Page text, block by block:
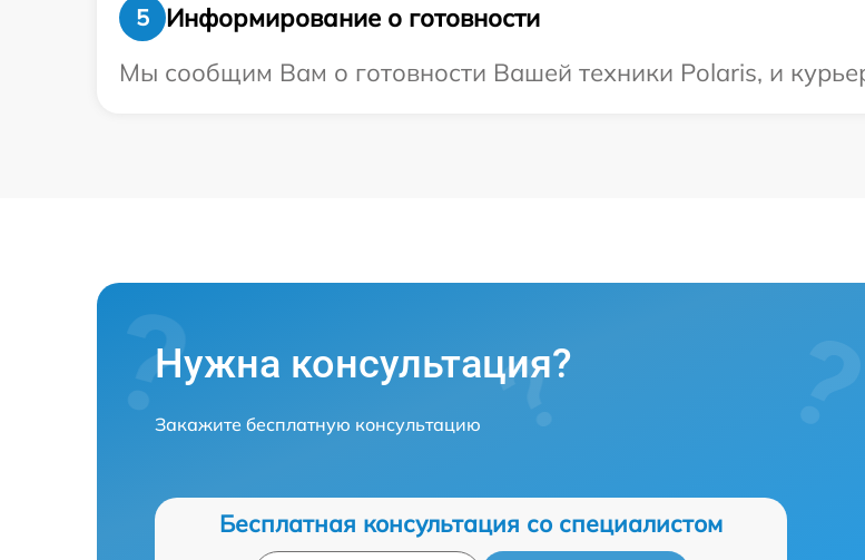
5
Информирование о готовности
Мы сообщим Вам о готовности Вашей техники Polaris, и
Нужна консультация?
Закажите бесплатную консультацию
Бесплатная консультация со специалистом